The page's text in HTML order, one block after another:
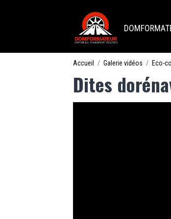
Accueil Galerie vidéos Eco-
Dites